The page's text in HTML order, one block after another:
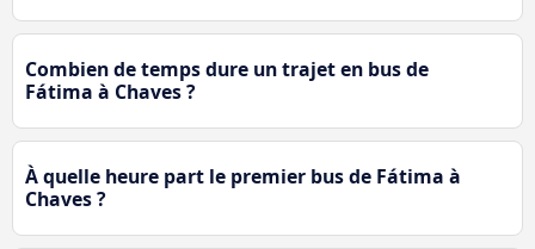
Combien de temps dure un trajet en bus de
Fátima à Chaves ?
À quelle heure part le premier bus de Fátima à
Chaves ?